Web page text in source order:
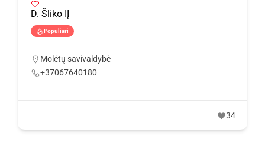
D. Šliko IĮ
Populiari
Molėtų savivaldybė
+37067640180
34